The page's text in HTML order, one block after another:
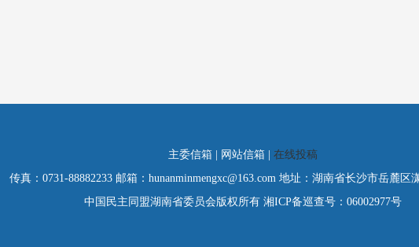
主委信箱 | 网站信箱 | 在线投稿
传真：0731-88882233 邮箱：hunanminmengxc@163.com 地址：湖南省长沙市岳麓区
中国民主同盟湖南省委员会版权所有 湘ICP备巡查号：06002977号